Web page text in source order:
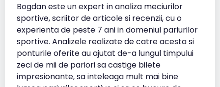
Bogdan este un expert in analiza meciurilor
sportive, scriitor de articole si recenzii, cu o
experienta de peste 7 ani in domeniul pariurilor
sportive. Analizele realizate de catre acesta si
ponturile oferite au ajutat de-a lungul timpului
zeci de mii de pariori sa castige bilete
impresionante, sa inteleaga mult mai bine